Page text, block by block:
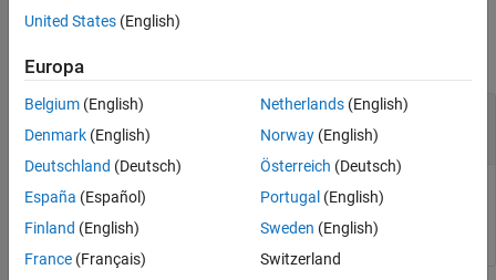
Version History
Input Arguments
scanMsg ROS or ROS 2 laser scan message
sensor_msgs/LaserScanmessage structure
ROS or ROS 2 laser scan message of type
United States (English)
Europa
Belgium (English)
Denmark (English)
Deutschland (Deutsch)
España (Español)
Finland (English)
France (Français)
Netherlands(English)
Norway(English)
Österreich (Deutsch)
Portugal (English)
Sweden (English)
Switzerland